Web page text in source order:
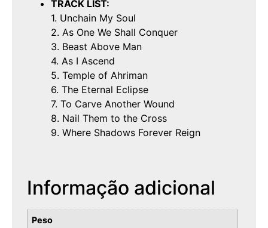
TRACK LIST:
1. Unchain My Soul
2. As One We Shall Conquer
3. Beast Above Man
4. As I Ascend
5. Temple of Ahriman
6. The Eternal Eclipse
7. To Carve Another Wound
8. Nail Them to the Cross
9. Where Shadows Forever Reign
Informação adicional
Peso